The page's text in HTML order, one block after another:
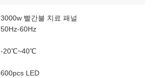
3000w 빨간불 치료 패널
50Hz-60Hz
-20℃~40℃
600pcs LED